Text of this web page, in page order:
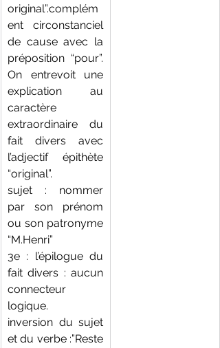
original”.complém
ent circonstanciel
de cause avec la
préposition “pour”.
On entrevoit une
explication au
caractère
extraordinaire du
fait divers avec
l’adjectif  épithète
“original”.
sujet : nommer
par son prénom
ou son patronyme
“M.Henri”
3e : l’épilogue du
fait divers : aucun
connecteur
logique.
inversion du sujet
et du verbe :”Reste